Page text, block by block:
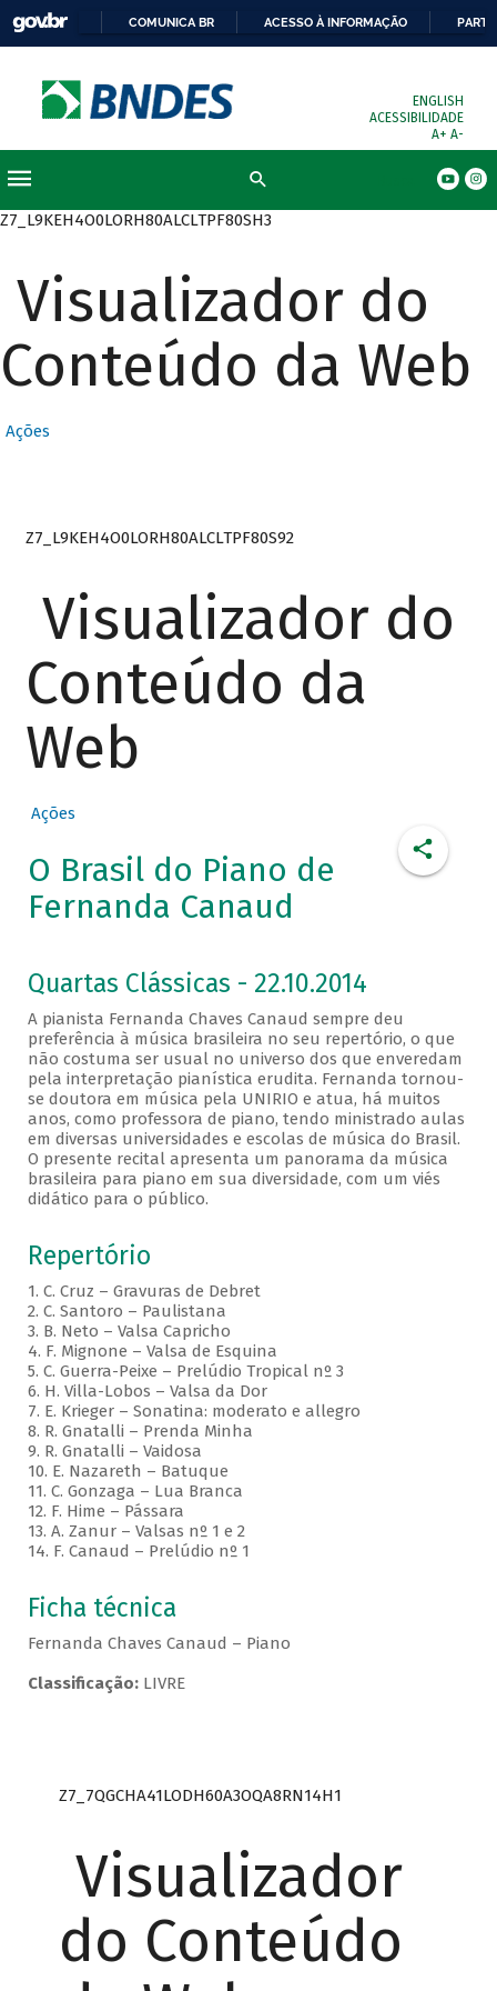
COMUNICA BR ACESSO À INFORMAÇÃO
ENGLISH
ACESSIBILIDADE
A+ A-
Z7_L9KEH4O0LORH80ALCLTPF80SH3
Visualizador do
Conteúdo da Web
Ações
Z7_L9KEH4O0LORH80ALCLTPF80S92
Visualizador do
Conteúdo da
Web
Ações
O Brasil do Piano de
Fernanda Canaud
Quartas Clássicas - 22.10.2014
A pianista Fernanda Chaves Canaud sempre deu
preferência à música brasileira no seu repertório, o que
não costuma ser usual no universo dos que enveredam
pela interpretação pianística erudita. Fernanda tornou-
se doutora em música pela UNIRIO e atua, há muitos
anos, como professora de piano, tendo ministrado aulas
em diversas universidades e escolas de música do Brasil.
O presente recital apresenta um panorama da música
brasileira para piano em sua diversidade, com um viés
didático para o público.
Repertório
1. C. Cruz – Gravuras de Debret
2. C. Santoro – Paulistana
3. B. Neto – Valsa Capricho
4. F. Mignone – Valsa de Esquina
5. C. Guerra-Peixe – Prelúdio Tropical nº 3
6. H. Villa-Lobos – Valsa da Dor
7. E. Krieger – Sonatina: moderato e allegro
8. R. Gnatalli – Prenda Minha
9. R. Gnatalli – Vaidosa
10. E. Nazareth – Batuque
11. C. Gonzaga – Lua Branca
12. F. Hime – Pássara
13. A. Zanur – Valsas nº 1 e 2
14. F. Canaud – Prelúdio nº 1
Ficha técnica
Fernanda Chaves Canaud – Piano
Classificação:LIVRE
Z7_7QGCHA41LODH60A3OQA8RN14H1
Visualizador
do Conteúdo